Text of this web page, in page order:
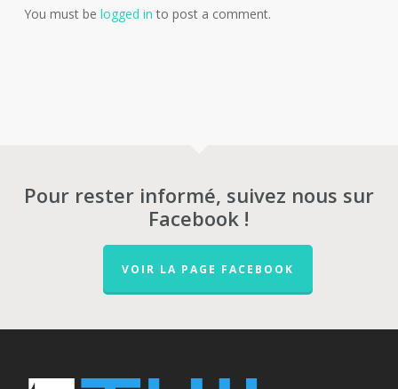
You must be logged in to post a comment.
Pour rester informé, suivez nous sur
Facebook !
VOIR LA PAGE FACEBOOK